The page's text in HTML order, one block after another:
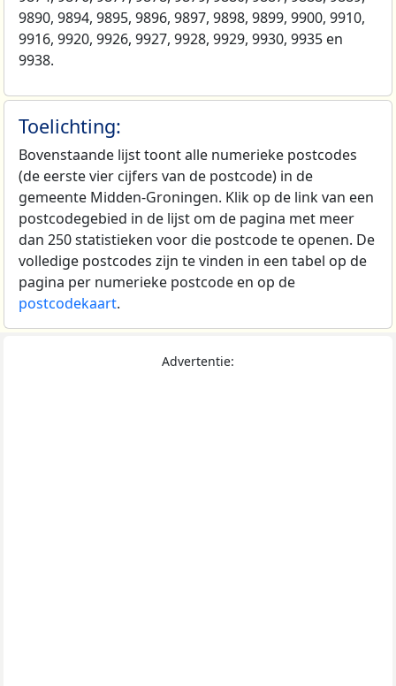
9890, 9894, 9895, 9896, 9897, 9898, 9899, 9900, 9910,
9916, 9920, 9926, 9927, 9928, 9929, 9930, 9935 en
9938.
Toelichting:
Bovenstaande lijst toont alle numerieke postcodes
(de eerste vier cijfers van de postcode) in de
gemeente Midden-Groningen. Klik op de link van een
postcodegebied in de lijst om de pagina met meer
dan 250 statistieken voor die postcode te openen. De
volledige postcodes zijn te vinden in een tabel op de
pagina per numerieke postcode en op de
postcodekaart.
Advertentie: